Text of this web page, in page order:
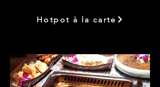
Hotpot à la carte